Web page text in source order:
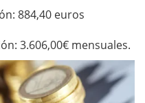
884,40 euros
3.606,00€ mensuales.